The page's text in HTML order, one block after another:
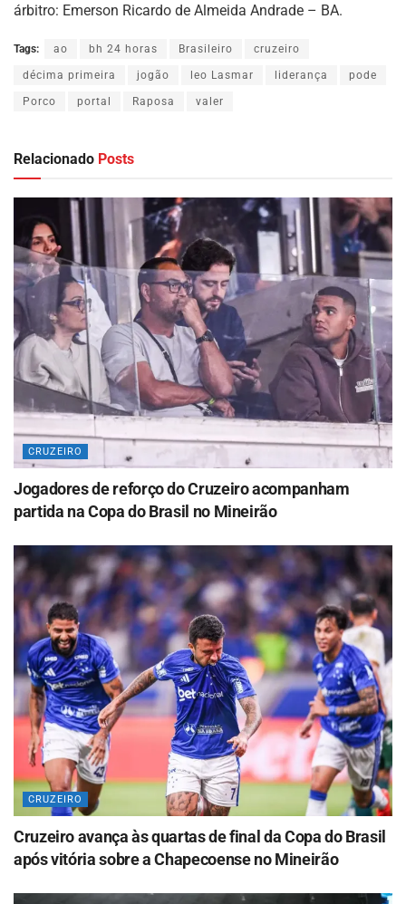
árbitro: Emerson Ricardo de Almeida Andrade – BA.
Tags: ao bh 24 horas Brasileiro cruzeiro
décima primeira jogão leo Lasmar liderança pode
Porco portal Raposa valer
Relacionado Posts
CRUZEIRO
Jogadores de reforço do Cruzeiro acompanham
partida na Copa do Brasil no Mineirão
CRUZEIRO
Cruzeiro avança às quartas de final da Copa do Brasil
após vitória sobre a Chapecoense no Mineirão